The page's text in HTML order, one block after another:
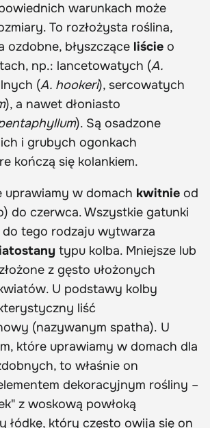
warunkach może
To rozłożysta roślina,
ozdobne, błyszczące liście o
np.: lancetowatych (A.
(A. hookeri), sercowatych
), a nawet dłoniasto
). Są osadzone
i grubych ogonkach
kończą się kolankiem.
uprawiamy w domach kwitnie od
do czerwca. Wszystkie gatunki
do tego rodzaju wytwarza
typu kolba. Mniejsze lub
z gęsto ułożonych
U podstawy kolby
liść
(nazywanym spatha). U
które uprawiamy w domach dla
to właśnie on
dekoracyjnym rośliny –
z woskową powłoką
łódkę, który często owija się on